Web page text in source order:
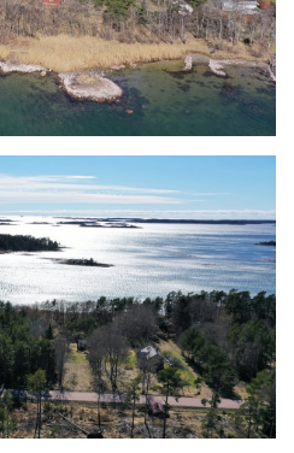
avlopp som uppfyller
och till karaktären är området
tomt ner mot vattnet
och sandbunden botten.
område och
15 % av tomtstorleken.
Lemlands byggnadsinspektör,
fås från Ålands
för anslutning till kommunalt